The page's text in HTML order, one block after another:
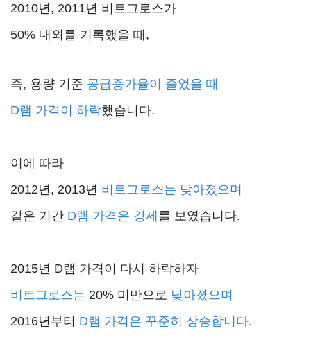
2010년, 2011년 비트그로스가
50% 내외를 기록했을 때,
즉, 용량 기준 공급증가율이 줄었을 때
D램 가격이 하락했습니다.
이에 따라
2012년, 2013년 비트그로스는 낮아졌으며
같은 기간 D램 가격은 강세를 보였습니다.
2015년 D램 가격이 다시 하락하자
비트그로스는 20% 미만으로 낮아졌으며
2016년부터 D램 가격은 꾸준히 상승합니다.